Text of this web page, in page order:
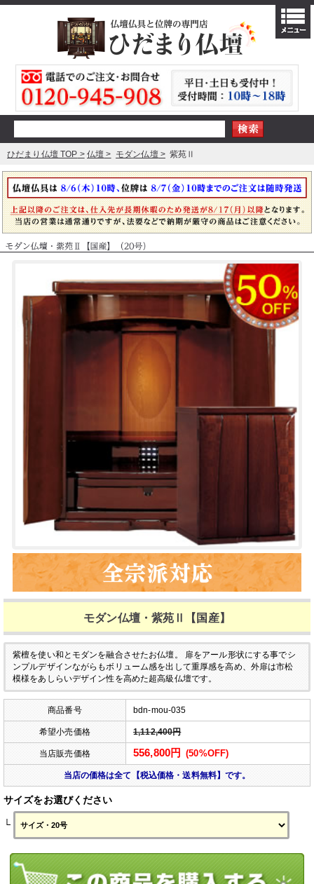
モダン仏壇・紫苑Ⅱ【国産】
紫檀を使い和とモダンを融合させたお仏壇。
扉をアール形状にする事でシ
ンプルデザインながらもボリューム感を出して重厚感を高め、外扉は市松
模様をあしらいデザイン性を高めた超高級仏壇です。
商品番号 bdn-mou-035
希望小売価格 1,112,400円
当店販売価格 556,800円 (50%OFF)
当店の価格は全て【税込価格・送料無料】です。
サイズをお選びください
└
ひだまり仏壇 TOP 仏壇 モダン仏壇 紫苑Ⅱ